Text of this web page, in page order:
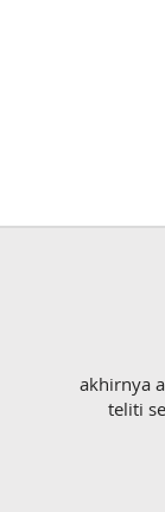
akhirnya
teliti